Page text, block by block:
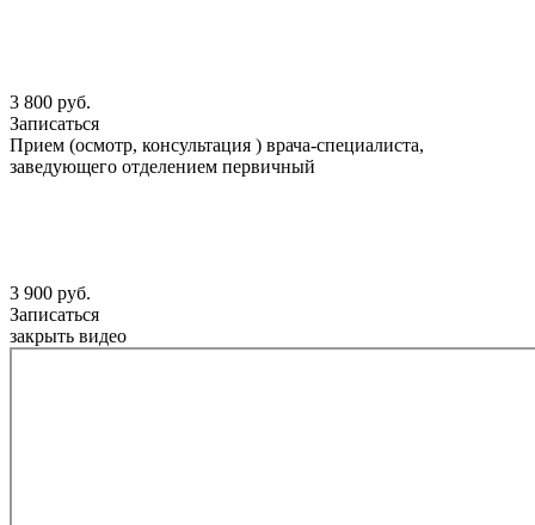
3 800 руб.
Записаться
Прием (осмотр, консультация ) врача-специалиста,
заведующего отделением первичный
3 900 руб.
Записаться
закрыть видео